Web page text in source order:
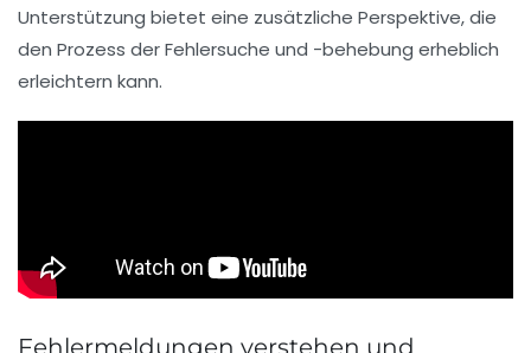
Unterstützung bietet eine zusätzliche Perspektive, die
den Prozess der Fehlersuche und -behebung erheblich
erleichtern kann.